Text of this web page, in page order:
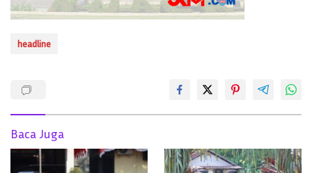
headline
Baca Juga